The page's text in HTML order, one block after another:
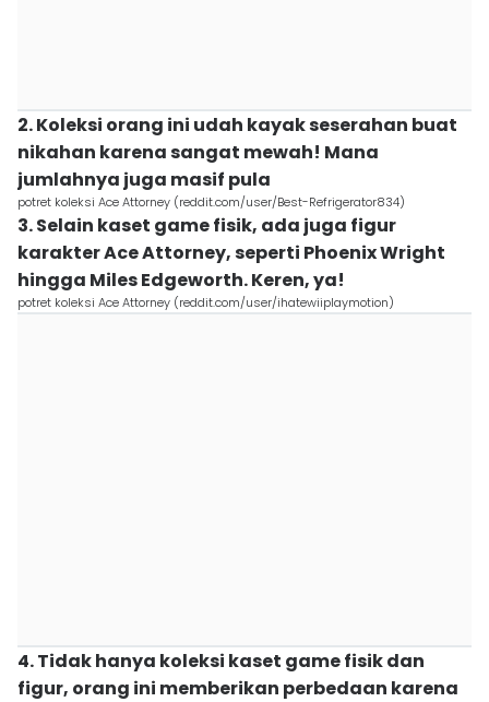
2. Koleksi orang ini udah kayak seserahan buat
nikahan karena sangat mewah! Mana
jumlahnya juga masif pula
potret koleksi Ace Attorney (reddit.com/user/Best-Refrigerator834)
3. Selain kaset game fisik, ada juga figur
karakter Ace Attorney, seperti Phoenix Wright
hingga Miles Edgeworth. Keren, ya!
potret koleksi Ace Attorney (reddit.com/user/ihatewiiplaymotion)
4. Tidak hanya koleksi kaset game fisik dan
figur, orang ini memberikan perbedaan karena